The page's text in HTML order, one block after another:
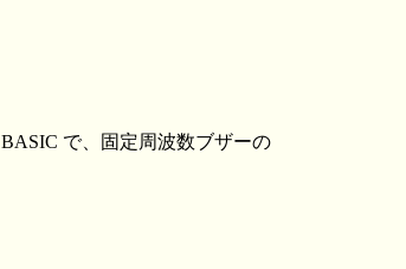
で、固定周波数ブザーの